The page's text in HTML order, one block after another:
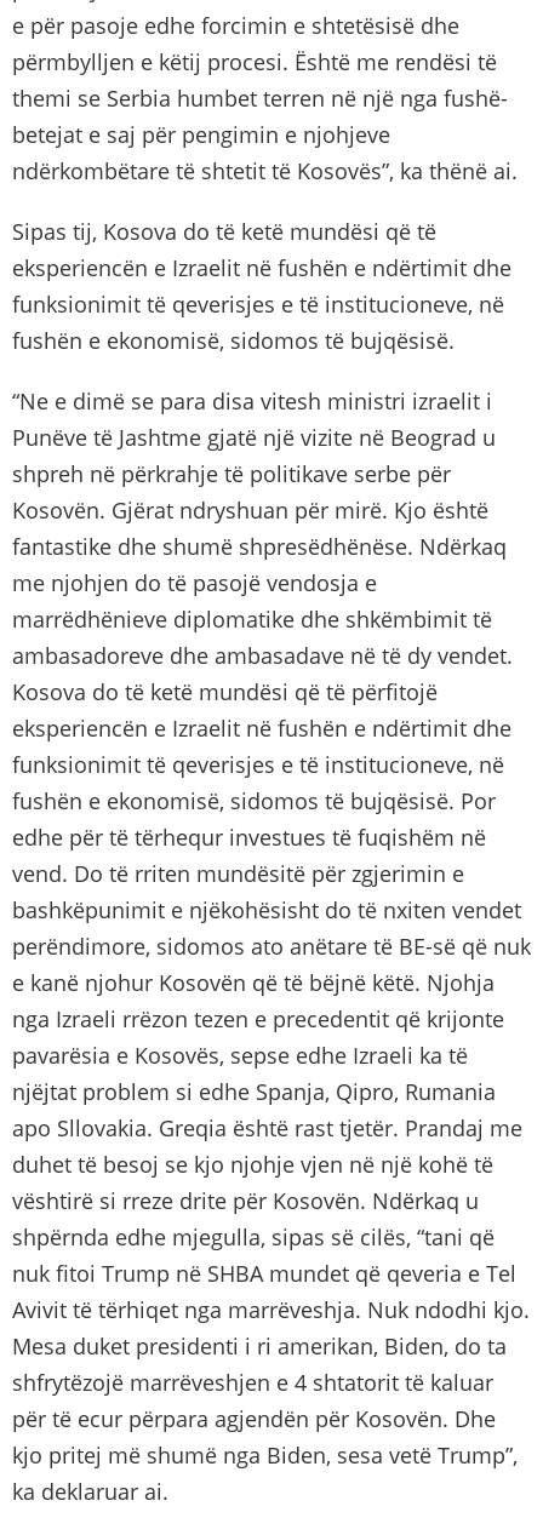
e për pasoje edhe forcimin e shtetësisë dhe
përmbylljen e këtij procesi. Është me rendësi të
themi se Serbia humbet terren në një nga fushë-
betejat e saj për pengimin e njohjeve
ndërkombëtare të shtetit të Kosovës”, ka thënë ai.
Sipas tij, Kosova do të ketë mundësi që të
eksperiencën e Izraelit në fushën e ndërtimit dhe
funksionimit të qeverisjes e të institucioneve, në
fushën e ekonomisë, sidomos të bujqësisë.
“Ne e dimë se para disa vitesh ministri izraelit i
Punëve të Jashtme gjatë një vizite në Beograd u
shpreh në përkrahje të politikave serbe për
Kosovën. Gjërat ndryshuan për mirë. Kjo është
fantastike dhe shumë shpresëdhënëse. Ndërkaq
me njohjen do të pasojë vendosja e
marrëdhënieve diplomatike dhe shkëmbimit të
ambasadoreve dhe ambasadave në të dy vendet.
Kosova do të ketë mundësi që të përfitojë
eksperiencën e Izraelit në fushën e ndërtimit dhe
funksionimit të qeverisjes e të institucioneve, në
fushën e ekonomisë, sidomos të bujqësisë. Por
edhe për të tërhequr investues të fuqishëm në
vend. Do të rriten mundësitë për zgjerimin e
bashkëpunimit e njëkohësisht do të nxiten vendet
perëndimore, sidomos ato anëtare të BE-së që nuk
e kanë njohur Kosovën që të bëjnë këtë. Njohja
nga Izraeli rrëzon tezen e precedentit që krijonte
pavarësia e Kosovës, sepse edhe Izraeli ka të
njëjtat problem si edhe Spanja, Qipro, Rumania
apo Sllovakia. Greqia është rast tjetër. Prandaj me
duhet të besoj se kjo njohje vjen në një kohë të
vështirë si rreze drite për Kosovën. Ndërkaq u
shpërnda edhe mjegulla, sipas së cilës, “tani që
nuk fitoi Trump në SHBA mundet që qeveria e Tel
Avivit të tërhiqet nga marrëveshja. Nuk ndodhi kjo.
Mesa duket presidenti i ri amerikan, Biden, do ta
shfrytëzojë marrëveshjen e 4 shtatorit të kaluar
për të ecur përpara agjendën për Kosovën. Dhe
kjo pritej më shumë nga Biden, sesa vetë Trump”,
ka deklaruar ai.